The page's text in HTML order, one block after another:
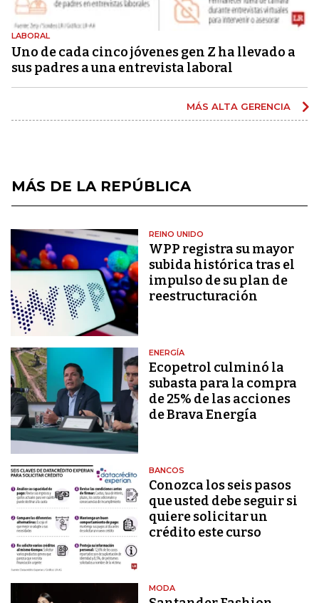
LABORAL
Uno de cada cinco jóvenes gen Z ha llevado a
sus padres a una entrevista laboral
MÁS ALTA GERENCIA
MÁS DE LA REPÚBLICA
REINO UNIDO
WPP registra su mayor
subida histórica tras el
impulso de su plan de
reestructuración
ENERGÍA
Ecopetrol culminó la
subasta para la compra
de 25% de las acciones
de Brava Energía
BANCOS
Conozca los seis pasos
que usted debe seguir si
quiere solicitar un
crédito este curso
MODA